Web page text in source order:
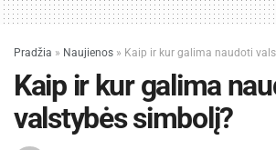
Pradžia » Naujienos » Kaip ir kur galima naudoti
Kaip ir kur galima
valstybės simbolį?